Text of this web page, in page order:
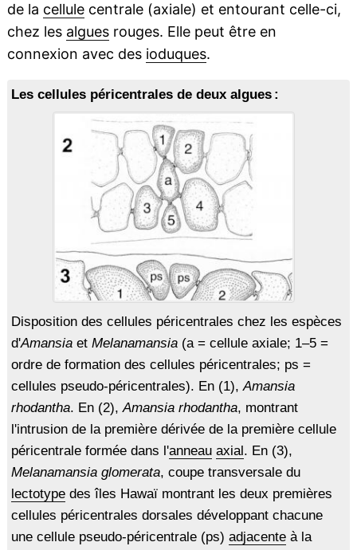
de la cellulecentrale (axiale) et entourant celle-ci,
chez les alguesrouges. Elle peut être en
connexion avec des ioduques.
Les cellules péricentrales de deux algues :
Disposition des cellules péricentrales chez les espèces
d'Amansiaet Melanamansia(a = cellule axiale; 1–5 =
ordre de formation des cellules péricentrales; ps =
cellules pseudo-péricentrales). En (1),Amansia
rhodantha. En (2),Amansia rhodantha, montrant
l'intrusion de la première dérivée de la première cellule
péricentrale formée dans l'anneau axial . En (3),
Melanamansia glomerata, coupe transversale du
lectotypedes îles Hawaï montrant les deux premières
cellules péricentrales dorsales développant chacune
une cellule pseudo-péricentrale (ps) adjacenteà la